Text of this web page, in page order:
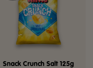
Snack Crunch Salt 125g